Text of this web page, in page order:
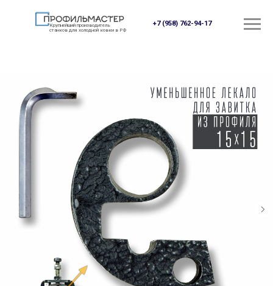
+7 (958) 762-94-17
ЗАКАЗАТЬ ЗВОНОК
Крупнейший производитель
станков для холодной ковки в РФ